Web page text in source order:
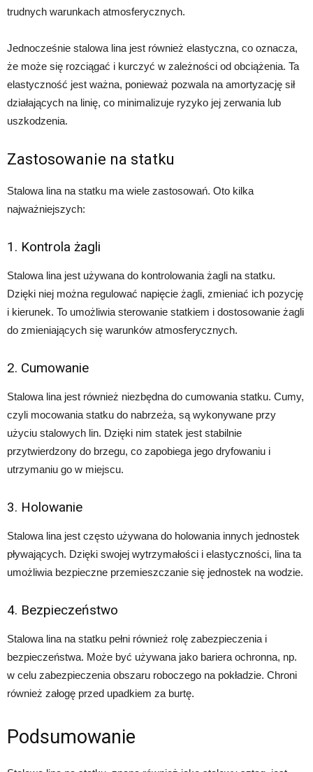
trudnych warunkach atmosferycznych.
Jednocześnie stalowa lina jest również elastyczna, co oznacza,
że może się rozciągać i kurczyć w zależności od obciążenia. Ta
elastyczność jest ważna, ponieważ pozwala na amortyzację sił
działających na linię, co minimalizuje ryzyko jej zerwania lub
uszkodzenia.
Zastosowanie na statku
Stalowa lina na statku ma wiele zastosowań. Oto kilka
najważniejszych:
1. Kontrola żagli
Stalowa lina jest używana do kontrolowania żagli na statku.
Dzięki niej można regulować napięcie żagli, zmieniać ich pozycję
i kierunek. To umożliwia sterowanie statkiem i dostosowanie żagli
do zmieniających się warunków atmosferycznych.
2. Cumowanie
Stalowa lina jest również niezbędna do cumowania statku. Cumy,
czyli mocowania statku do nabrzeża, są wykonywane przy
użyciu stalowych lin. Dzięki nim statek jest stabilnie
przytwierdzony do brzegu, co zapobiega jego dryfowaniu i
utrzymaniu go w miejscu.
3. Holowanie
Stalowa lina jest często używana do holowania innych jednostek
pływających. Dzięki swojej wytrzymałości i elastyczności, lina ta
umożliwia bezpieczne przemieszczanie się jednostek na wodzie.
4. Bezpieczeństwo
Stalowa lina na statku pełni również rolę zabezpieczenia i
bezpieczeństwa. Może być używana jako bariera ochronna, np.
w celu zabezpieczenia obszaru roboczego na pokładzie. Chroni
również załogę przed upadkiem za burtę.
Podsumowanie